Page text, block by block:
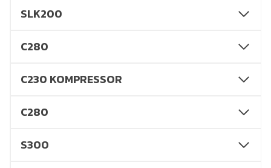
SLK200
C280
C230 KOMPRESSOR
C280
S300